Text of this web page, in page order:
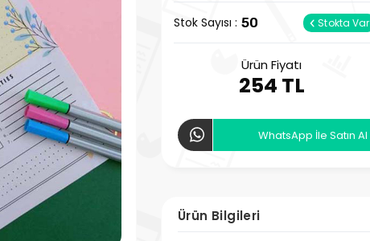
Stok Sayısı : 50 Stokta Var
Ürün Fiyatı
254 TL
WhatsApp İle Satın Al
Ürün Bilgileri